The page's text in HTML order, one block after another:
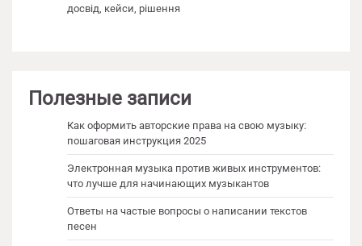
досвід, кейси, рішення
Полезные записи
Как оформить авторские права на свою музыку:
пошаговая инструкция 2025
Электронная музыка против живых инструментов:
что лучше для начинающих музыкантов
Ответы на частые вопросы о написании текстов
песен